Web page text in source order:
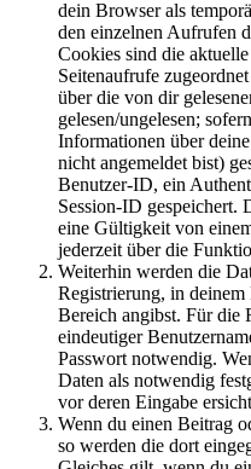
dein Browser als
den einzelnen Aufrufen
Cookies sind die
Seitenaufrufe
über die von dir
gelesen/ungelesen;
Informationen über
nicht angemeldet bist)
Benutzer-ID, ein
Session-ID gespeichert.
eine Gültigkeit von
jederzeit über die
Weiterhin werden die
Registrierung, in
Bereich angibst. Für die
eindeutiger
Passwort notwendig.
Daten als notwendig
vor deren Eingabe
Wenn du einen Beitrag
so werden die dort